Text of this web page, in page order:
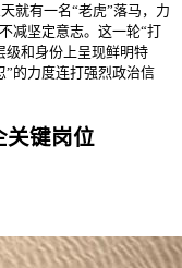
就有一名“老虎”落马，力
减坚定意志。这一轮“打
级和身份上呈现鲜明特
”的力度连打强烈政治信
关键岗位